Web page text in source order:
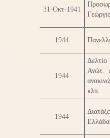
31-Οκτ-1941
1944
1944
Ανώτ.
κλπ.
1944
Ελλάδα